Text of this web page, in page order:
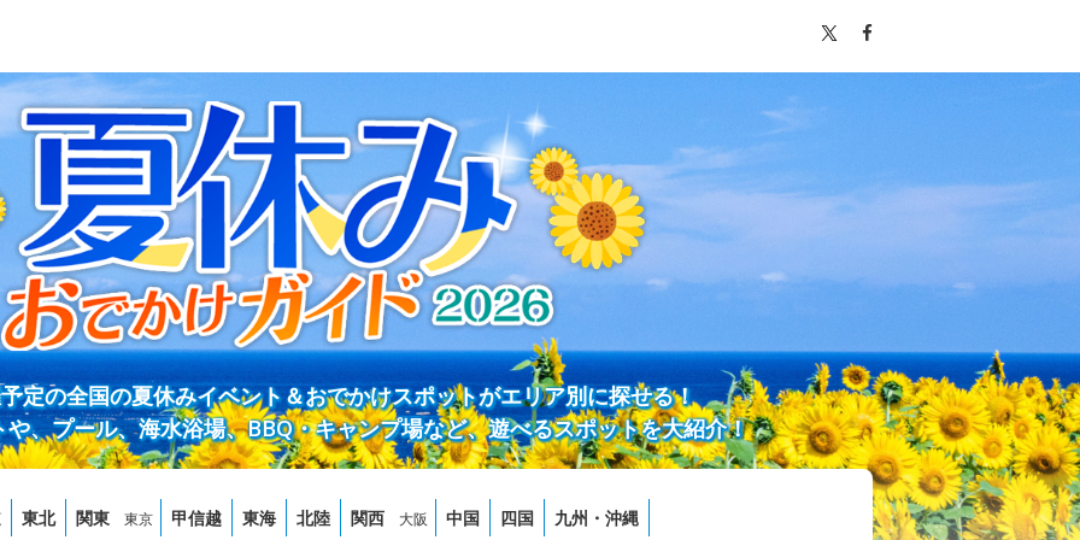
定の全国の夏休みイベント＆おでかけスポットがエリア別に探せる！
、プール、海水浴場、BBQ・キャンプ場など、遊べるスポットを大紹介！
東北 関東 東京 甲信越 東海 北陸 関西 大阪 中国 四国 九州・沖縄